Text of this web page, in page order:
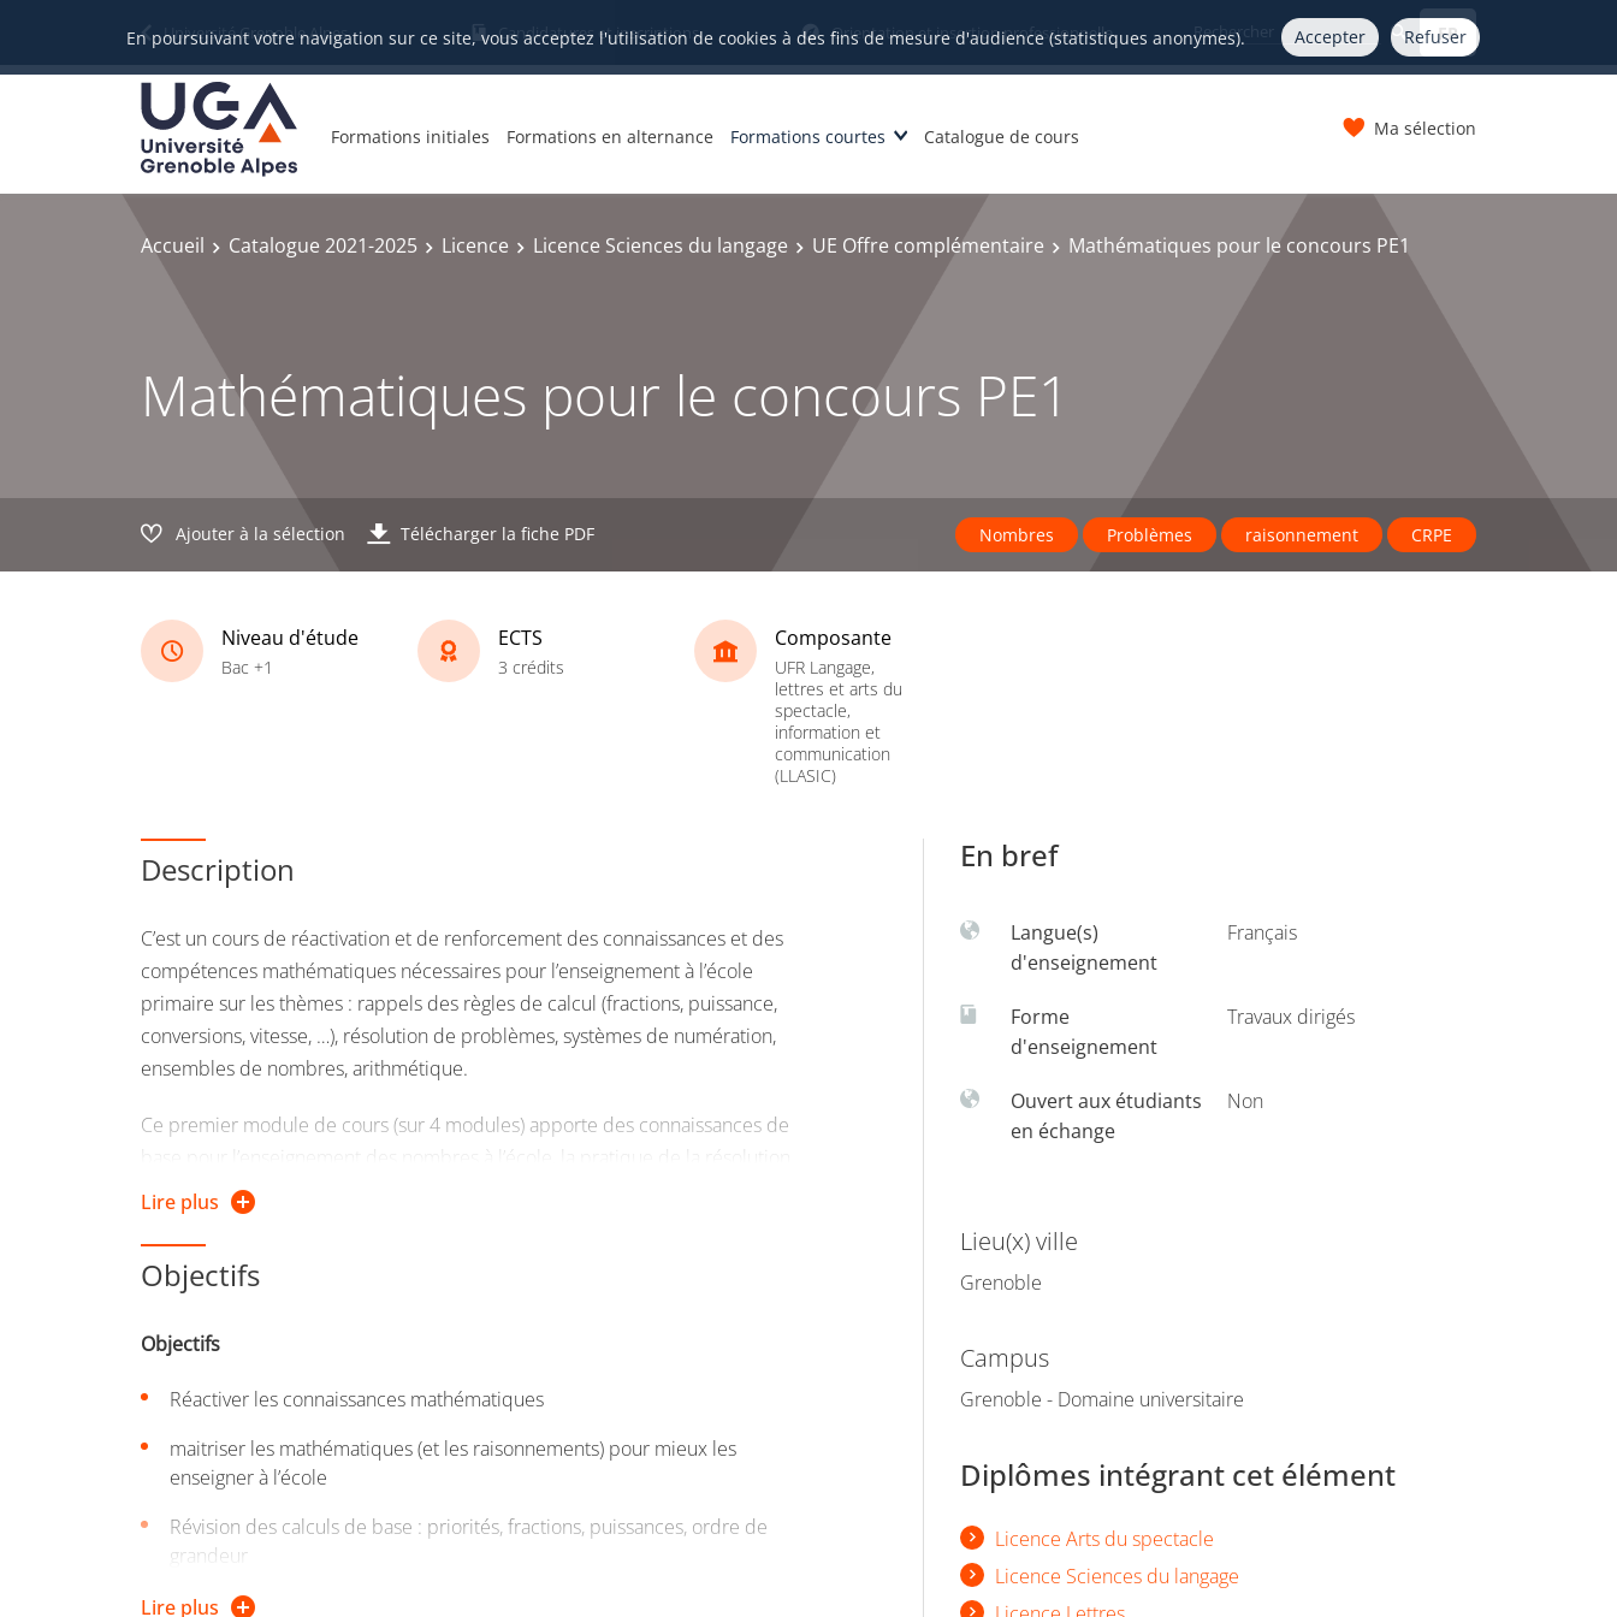
En poursuivant votre navigation sur ce site, vous acceptez l'utilisation de cookies à des fins de mesure d'audience (statistiques anonymes). Accepter Refuser
Université Grenoble Alpes Candidatures et inscriptions Orientation et insertion professionnelle FR
Formations initiales Formations en alternance Formations courtes Catalogue de cours Ma sélection
Accueil Catalogue 2021-2025 Licence Licence Sciences du langage UE Offre complémentaire Mathématiques pour le concours PE1
Mathématiques pour le concours PE1
Ajouter à la sélection Télécharger la fiche PDF Nombres Problèmes raisonnement CRPE
Niveau d'étude
Bac +1
ECTS
3 crédits
Composante
UFR Langage,
lettres et arts du
spectacle,
information et
communication
(LLASIC)
Description
C’est un cours de réactivation et de renforcement des connaissances et des
compétences mathématiques nécessaires pour l’enseignement à l’école
primaire sur les thèmes : rappels des règles de calcul (fractions, puissance,
conversions, vitesse, …), résolution de problèmes, systèmes de numération,
ensembles de nombres, arithmétique.
Ce premier module de cours (sur 4 modules) apporte des connaissances de
base pour l’enseignement des nombres à l’école, la pratique de la résolution
des problèmes et la préparation du CRPE.
Lire plus
Objectifs
Objectifs
Réactiver les connaissances mathématiques
maitriser les mathématiques (et les raisonnements) pour mieux les
enseigner à l’école
Révision des calculs de base : priorités, fractions, puissances, ordre de
grandeur
Résolution de problèmes
Lire plus
En bref
Langue(s)
d'enseignement
Français
Forme
d'enseignement
Travaux dirigés
Ouvert aux étudiants
en échange
Non
Lieu(x) ville
Grenoble
Campus
Grenoble - Domaine universitaire
Diplômes intégrant cet élément
Licence Arts du spectacle
Licence Sciences du langage